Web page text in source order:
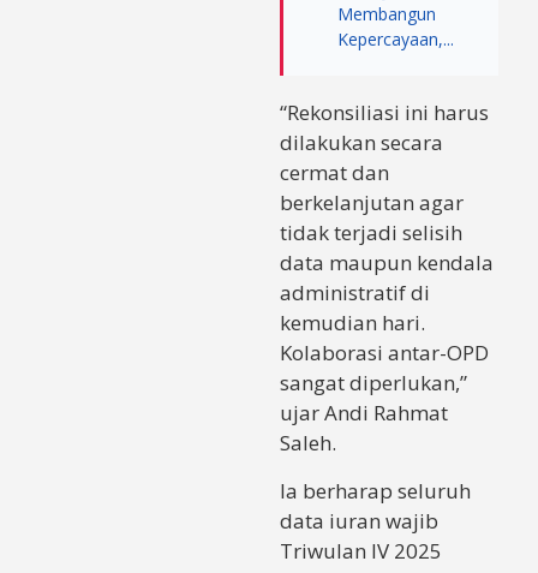
Membangun
Kepercayaan,...
“Rekonsiliasi ini harus
dilakukan secara
cermat dan
berkelanjutan agar
tidak terjadi selisih
data maupun kendala
administratif di
kemudian hari.
Kolaborasi antar-OPD
sangat diperlukan,”
ujar Andi Rahmat
Saleh.
Ia berharap seluruh
data iuran wajib
Triwulan IV 2025